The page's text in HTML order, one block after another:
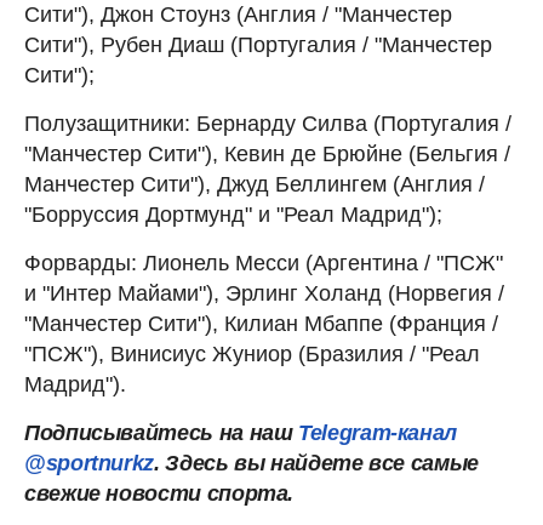
Сити"), Джон Стоунз (Англия / "Манчестер
Сити"), Рубен Диаш (Португалия / "Манчестер
Сити");
Полузащитники: Бернарду Силва (Португалия /
"Манчестер Сити"), Кевин де Брюйне (Бельгия /
Манчестер Сити"), Джуд Беллингем (Англия /
"Борруссия Дортмунд" и "Реал Мадрид");
Форварды: Лионель Месси (Аргентина / "ПСЖ"
и "Интер Майами"), Эрлинг Холанд (Норвегия /
"Манчестер Сити"), Килиан Мбаппе (Франция /
"ПСЖ"), Винисиус Жуниор (Бразилия / "Реал
Мадрид").
Подписывайтесь на наш Telegram-канал
@sportnurkz. Здесь вы найдете все самые
свежие новости спорта.